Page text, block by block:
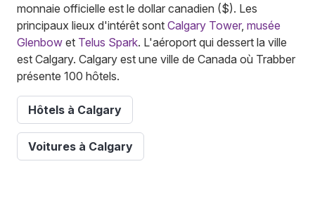
monnaie officielle est le dollar canadien ($). Les
principaux lieux d'intérêt sont Calgary Tower, musée
Glenbow et Telus Spark. L'aéroport qui dessert la ville
est Calgary. Calgary est une ville de Canada où Trabber
présente 100 hôtels.
Hôtels à Calgary
Voitures à Calgary